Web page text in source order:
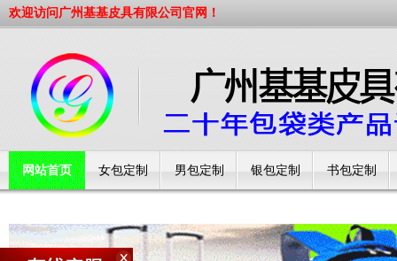
欢迎访问广州基基皮具有限公司官网！
网站首页 女包定制 男包定制 银包定制 书包定制